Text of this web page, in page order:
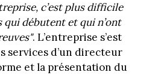
c’est plus difficile
qui débutent et qui n’ont
. L’entreprise s’est
services d’un directeur
et la présentation du